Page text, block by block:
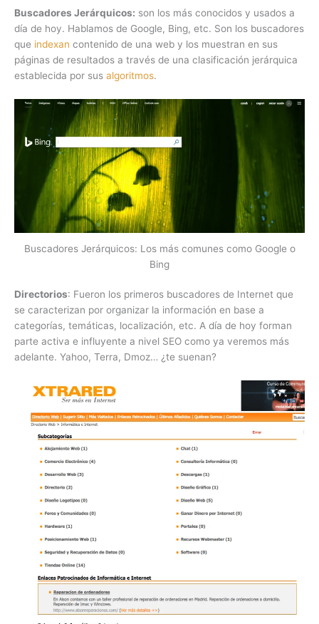
Buscadores Jerárquicos: son los más conocidos y usados a
día de hoy. Hablamos de Google, Bing, etc. Son los buscadores
que indexan contenido de una web y los muestran en sus
páginas de resultados a través de una clasificación jerárquica
establecida por sus algoritmos.
Buscadores Jerárquicos: Los más comunes como Google o
Bing
Directorios: Fueron los primeros buscadores de Internet que
se caracterizan por organizar la información en base a
categorías, temáticas, localización, etc. A día de hoy forman
parte activa e influyente a nivel SEO como ya veremos más
adelante. Yahoo, Terra, Dmoz… ¿te suenan?